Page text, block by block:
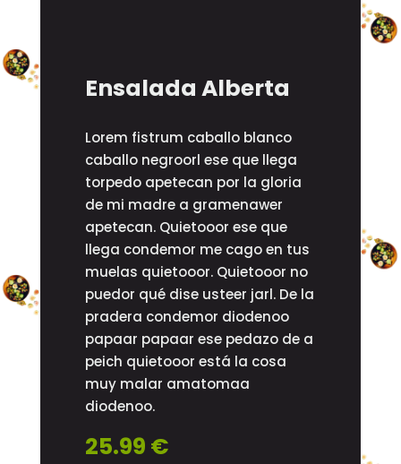
Ensalada Alberta
Lorem fistrum caballo blanco
caballo negroorl ese que llega
torpedo apetecan por la gloria
de mi madre a gramenawer
apetecan. Quietooor ese que
llega condemor me cago en tus
muelas quietooor. Quietooor no
puedor qué dise usteer jarl. De la
pradera condemor diodenoo
papaar papaar ese pedazo de a
peich quietooor está la cosa
muy malar amatomaa
diodenoo.
25.99 €